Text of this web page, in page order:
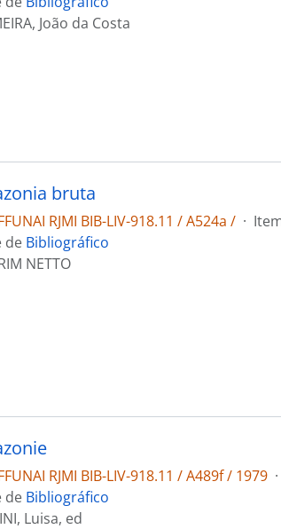
João da Costa
bruta
RJMI BIB-LIV-918.11 / A524a / ·
de Bibliográfico
NETTO
RJMI BIB-LIV-918.11 / A489f / 1979 ·
de Bibliográfico
Luisa, ed